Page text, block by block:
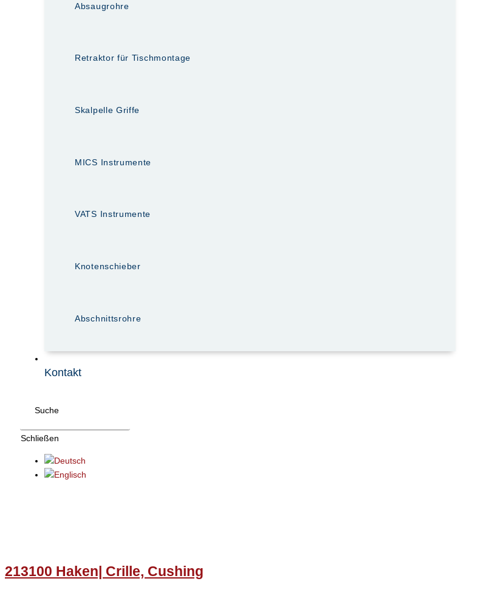
Absaugrohre
Retraktor für Tischmontage
Skalpelle Griffe
MICS Instrumente
VATS Instrumente
Knotenschieber
Abschnittsrohre
Kontakt
Suche
Schließen
213100 Haken| Crille, Cushing